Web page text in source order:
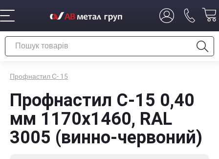
Профнастил С- 15
Профнастил С-15 0,40
мм 1170х1460, RAL
3005 (винно-червоний)